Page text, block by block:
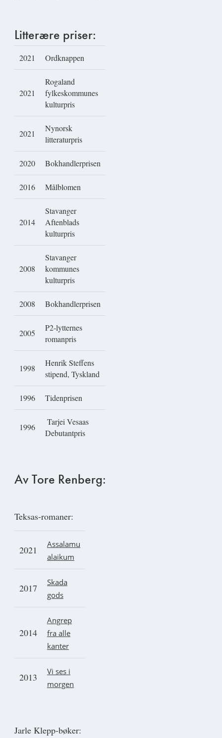
Litterære priser:
2021 Ordknappen
2021
Rogaland
fylkeskommunes
kulturpris
2021
Nynorsk
litteraturpris
2020 Bokhandlerprisen
2016 Målblomen
2014
Stavanger
Aftenblads
kulturpris
2008
Stavanger
kommunes
kulturpris
2008 Bokhandlerprisen
2005
P2-lytternes
romanpris
1998
Henrik Steffens
stipend, Tyskland
1996 Tidenprisen
1996
Tarjei Vesaas
Debutantpris
Av Tore Renberg:
Teksas-romaner:
2021 Assalamu
alaikum
2017
Skada
gods
2014
Angrep
fra alle
kanter
2013
Vi ses i
morgen
Jarle Klepp-bøker: